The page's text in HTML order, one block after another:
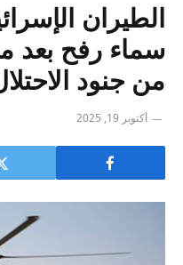
الطيران
سماء رفح بعد
من جنود
أكتوبر 19, 2025